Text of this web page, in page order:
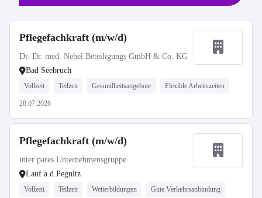
Pflegefachkraft (m/w/d)
Dr. Dr. med. Nebel Beteiligungs GmbH & Co. KG
Bad Seebruch
Vollzeit Teilzeit Gesundheitsangebote Flexible Arbeitszeiten
28.07.2026
Pflegefachkraft (m/w/d)
inter pares Unternehmensgruppe
Lauf a.d.Pegnitz
Vollzeit Teilzeit Weiterbildungen Gute Verkehrsanbindung